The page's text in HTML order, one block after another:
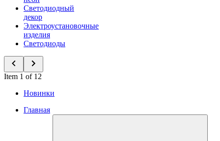
Светодиодный
декор
Электроустановочные
изделия
Светодиоды
Item 1 of 12
Новинки
Главная